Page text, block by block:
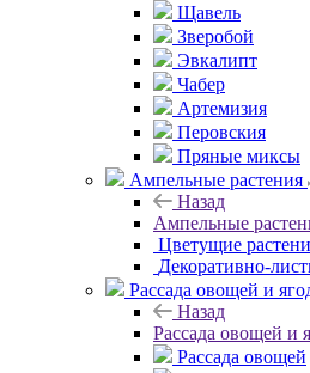
Щавель
Зверобой
Эвкалипт
Чабер
Артемизия
Перовския
Пряные миксы
Ампельные растения
Назад
Ампельные
Цветущие
Декоративно-
Рассада овощей и
Назад
Рассада овощей и
Рассада овощей